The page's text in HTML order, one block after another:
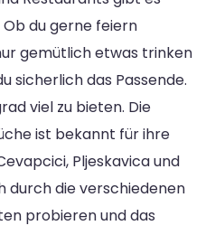
du gerne feiern
gemütlich etwas trinken
sicherlich das Passende.
viel zu bieten. Die
ist bekannt für ihre
Pljeskavica und
durch die verschiedenen
probieren und das